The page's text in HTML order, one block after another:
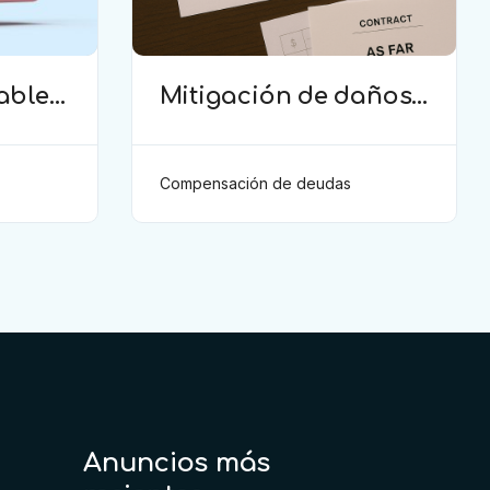
Mitigación de daños
ingresos
comprobados según
el artículo 6(2)(b) del
Anexo 2 RSTP FIFA
Compensación de deudas
Anuncios más